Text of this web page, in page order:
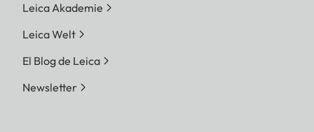
Leica Akademie
Leica Welt
El Blog de Leica
Newsletter